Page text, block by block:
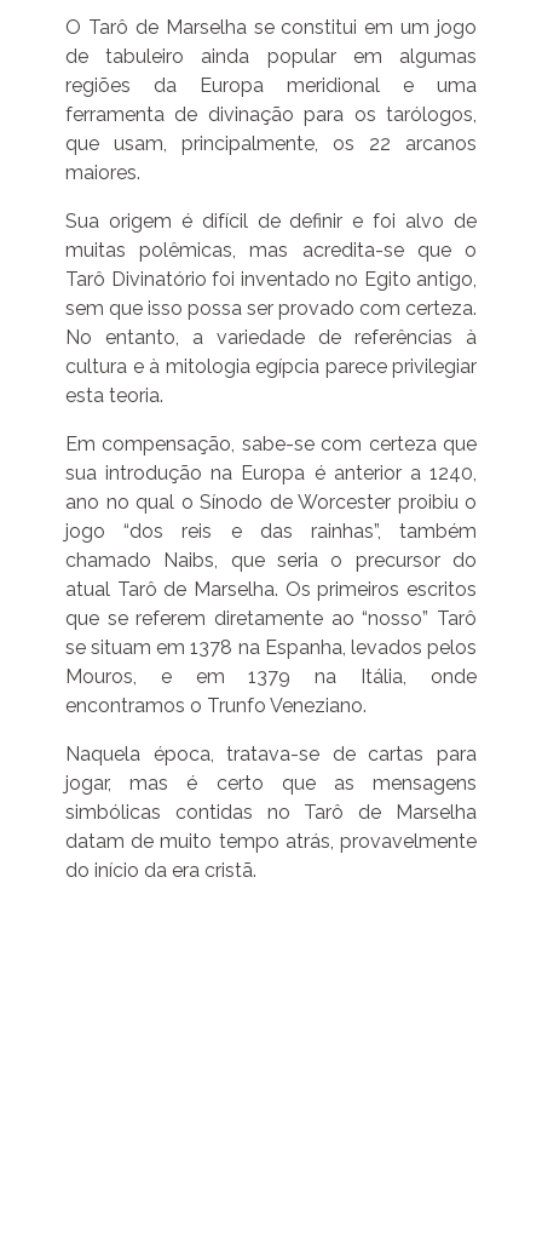
O Tarô de Marselha se constitui em um jogo
de tabuleiro ainda popular em algumas
regiões da Europa meridional e uma
ferramenta de divinação para os tarólogos,
que usam, principalmente, os 22 arcanos
maiores.
Sua origem é difícil de definir e foi alvo de
muitas polêmicas, mas acredita-se que o
Tarô Divinatório foi inventado no Egito antigo,
sem que isso possa ser provado com certeza.
No entanto, a variedade de referências à
cultura e à mitologia egípcia parece privilegiar
esta teoria.
Em compensação, sabe-se com certeza que
sua introdução na Europa é anterior a 1240,
ano no qual o Sínodo de Worcester proibiu o
jogo “dos reis e das rainhas”, também
chamado Naibs, que seria o precursor do
atual Tarô de Marselha. Os primeiros escritos
que se referem diretamente ao “nosso” Tarô
se situam em 1378 na Espanha, levados pelos
Mouros, e em 1379 na Itália, onde
encontramos o Trunfo Veneziano.
Naquela época, tratava-se de cartas para
jogar, mas é certo que as mensagens
simbólicas contidas no Tarô de Marselha
datam de muito tempo atrás, provavelmente
do início da era cristã.